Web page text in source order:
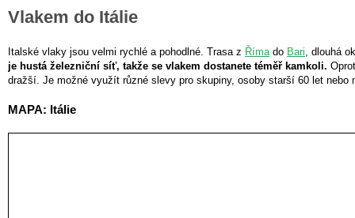
Vlakem do Itálie
Italské vlaky jsou velmi rychlé a pohodlné. Trasa z Říma do Bari , dlouhá
je hustá železniční síť, takže se vlakem dostanete téměř kamkoli.
dražší. Je možné využít různé slevy pro skupiny, osoby starší 60 let nebo
MAPA: Itálie